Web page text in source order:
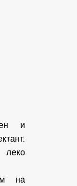
и
на